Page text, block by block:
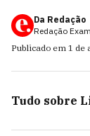
Da Redação
Redação
Publicado em 1 de
Tudo sobre